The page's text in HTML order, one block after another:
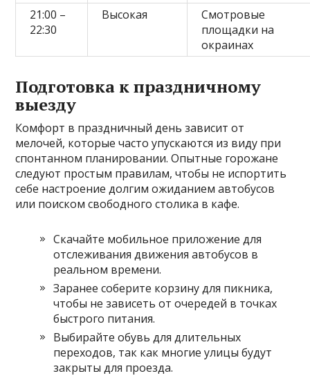
21:00 –
22:30
Высокая
Смотровые
площадки на
окраинах
Подготовка к праздничному
выезду
Комфорт в праздничный день зависит от
мелочей, которые часто упускаются из виду при
спонтанном планировании. Опытные горожане
следуют простым правилам, чтобы не испортить
себе настроение долгим ожиданием автобусов
или поиском свободного столика в кафе.
Скачайте мобильное приложение для
отслеживания движения автобусов в
реальном времени.
Заранее соберите корзину для пикника,
чтобы не зависеть от очередей в точках
быстрого питания.
Выбирайте обувь для длительных
переходов, так как многие улицы будут
закрыты для проезда.